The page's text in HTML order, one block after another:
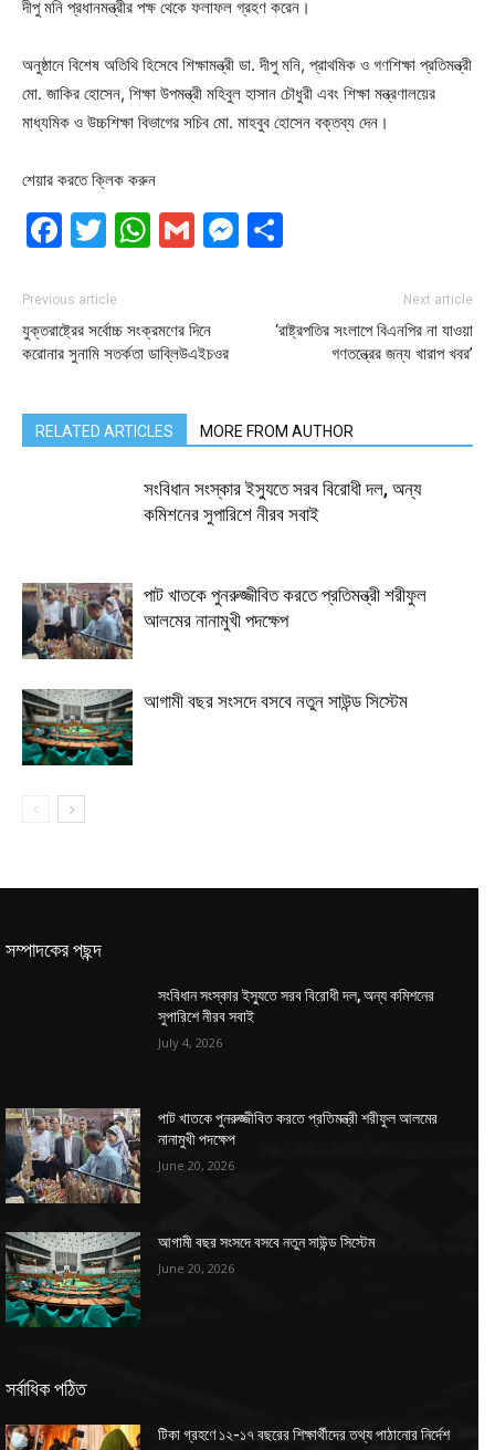
দীপু মনি প্রধানমন্ত্রীর পক্ষ থেকে ফলাফল গ্রহণ করেন।
অনুষ্ঠানে বিশেষ অতিথি হিসেবে শিক্ষামন্ত্রী ডা. দীপু মনি, প্রাথমিক ও গণশিক্ষা প্রতিমন্ত্রী
মো. জাকির হোসেন, শিক্ষা উপমন্ত্রী মহিবুল হাসান চৌধুরী এবং শিক্ষা মন্ত্রণালয়ের
মাধ্যমিক ও উচ্চশিক্ষা বিভাগের সচিব মো. মাহবুব হোসেন বক্তব্য দেন।
শেয়ার করতে ক্লিক করুন
Facebook
Twitter
WhatsApp
GmailMessenger
Previous article
যুক্তরাষ্ট্রের সর্বোচ্চ সংক্রমণের দিনে
করোনার সুনামি সতর্কতা ডাব্লিউএইচওর
Next article
‘রাষ্ট্রপতির সংলাপে বিএনপির না যাওয়া
গণতন্ত্রের জন্য খারাপ খবর’
RELATED ARTICLES MORE FROM AUTHOR
সংবিধান সংস্কার ইস্যুতে সরব বিরোধী দল, অন্য
কমিশনের সুপারিশে নীরব সবাই
পাট খাতকে পুনরুজ্জীবিত করতে প্রতিমন্ত্রী শরীফুল
আলমের নানামুখী পদক্ষেপ
আগামী বছর সংসদে বসবে নতুন সাউন্ড সিস্টেম
সম্পাদকের পছন্দ
সংবিধান সংস্কার ইস্যুতে সরব বিরোধী দল, অন্য কমিশনের
সুপারিশে নীরব সবাই
July 4, 2026
পাট খাতকে পুনরুজ্জীবিত করতে প্রতিমন্ত্রী শরীফুল আলমের
নানামুখী পদক্ষেপ
June 20, 2026
আগামী বছর সংসদে বসবে নতুন সাউন্ড সিস্টেম
June 20, 2026
সর্বাধিক পঠিত
টিকা গ্রহণে ১২-১৭ বছরের শিক্ষার্থীদের তথ্য পাঠানোর নির্দেশ